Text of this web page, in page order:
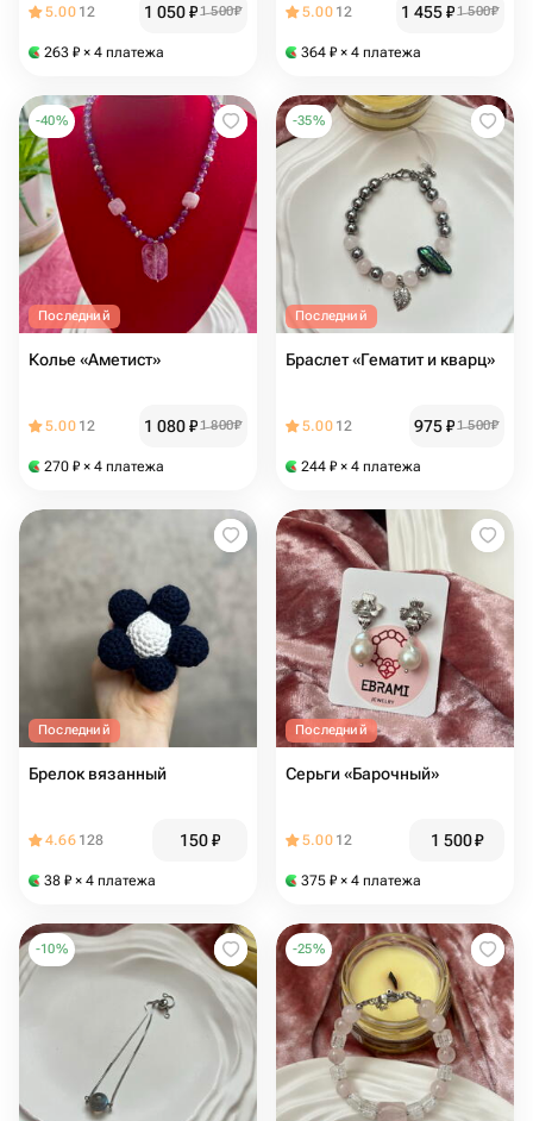
5.00 12 1 050₽1 500₽
263 ₽ × 4 платежа
5.00 12 1 455₽1 500₽
364 ₽ × 4 платежа
-40%
Последний
Колье «Аметист»
5.00 12 1 080₽1 800₽
270 ₽ × 4 платежа
-35%
Последний
Браслет «Гематит и кварц»
5.00 12 975₽1 500₽
244 ₽ × 4 платежа
Последний
Брелок вязанный
4.66 128 150₽
38 ₽ × 4 платежа
Последний
Серьги «Барочный»
5.00 12 1 500₽
375 ₽ × 4 платежа
-10% -25%